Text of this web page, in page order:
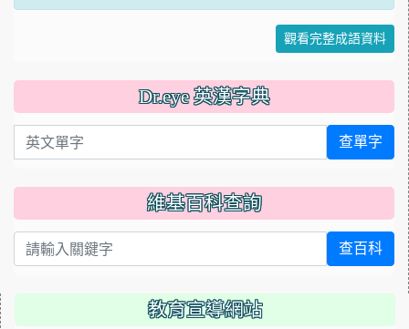
觀看完整成語資料
Dr.eye 英漢字典
英文單字 查單字
維基百科查詢
查百科
教育宣導網站